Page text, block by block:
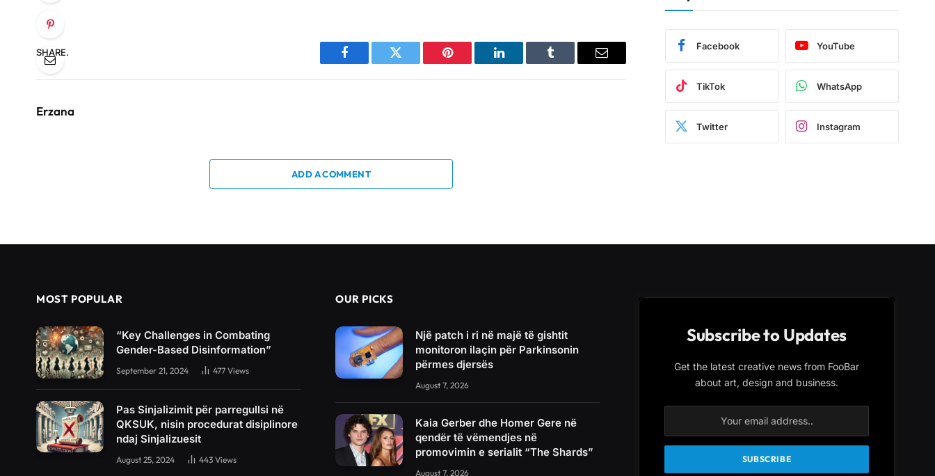
SHARE.
Facebook Twitter Pinterest LinkedIn Tumblr Email
Erzana
ADD A COMMENT
Facebook YouTube
TikTok WhatsApp
Twitter Instagram
MOST POPULAR
“Key Challenges in Combating
Gender-Based Disinformation”
September 21, 2024 477 Views
Pas Sinjalizimit për parregullsi në
QKSUK, nisin procedurat disiplinore
ndaj Sinjalizuesit
August 25, 2024 443 Views
OUR PICKS
Një patch i ri në majë të gishtit
monitoron ilaçin për Parkinsonin
përmes djersës
August 7, 2026
Kaia Gerber dhe Homer Gere në
qendër të vëmendjes në
promovimin e serialit “The Shards”
August 7, 2026
Subscribe to Updates
Get the latest creative news from FooBar
about art, design and business.